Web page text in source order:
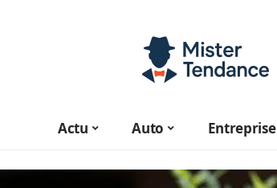
Actu Auto Entreprise